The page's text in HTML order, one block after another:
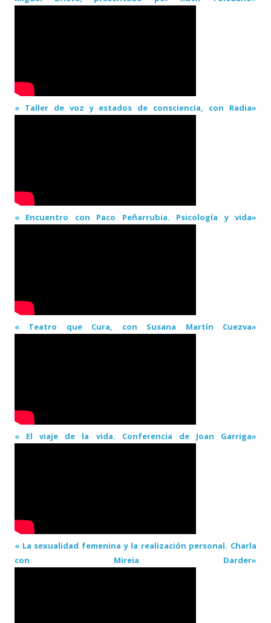
« Taller de voz y estados de consciencia, con Radia»
« Encuentro con Paco Peñarrubia. Psicología y vida»
« Teatro que Cura, con Susana Martín Cuezva»
« El viaje de la vida. Conferencia de Joan Garriga»
« La sexualidad femenina y la realización personal. Charla
con Mireia Darder»